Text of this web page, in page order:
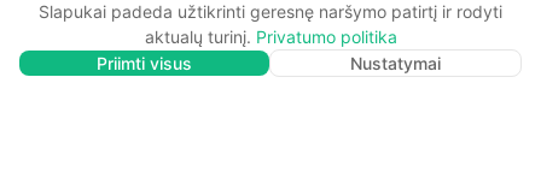
Apie mus
Privatumo politika
Pirkimas ir pristatymas
Slapukai padeda užtikrinti geresnę naršymo patirtį ir rodyti
aktualų turinį. Privatumo politika
Priimti visus
Nustatymai